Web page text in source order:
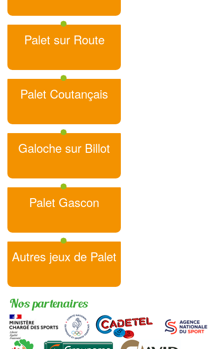
Palet sur Route
Palet Coutançais
Galoche sur Billot
Palet Gascon
Autres jeux de Palet
Nos partenaires